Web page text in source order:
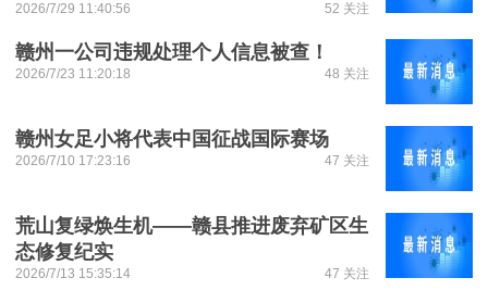
2026/7/29 11:40:56 52 关注
赣州一公司违规处理个人信息被查！
2026/7/23 11:20:18 48 关注
赣州女足小将代表中国征战国际赛场
2026/7/10 17:23:16 47 关注
荒山复绿焕生机——赣县推进废弃矿区生
态修复纪实
2026/7/13 15:35:14 47 关注